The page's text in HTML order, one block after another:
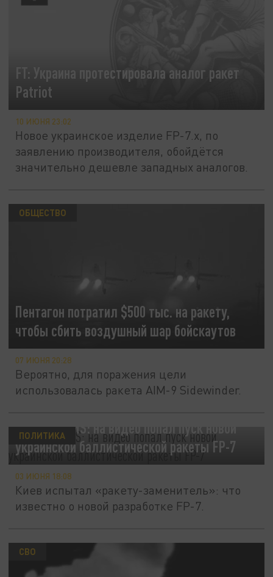
FT: Украина протестировала аналог ракет
Patriot
10 ИЮНЯ 23:02
Новое украинское изделие FP-7.x, по
заявлению производителя, обойдётся
значительно дешевле западных аналогов.
Пентагон потратил $500 тыс. на ракету,
чтобы сбить воздушный шар бойскаутов
ОБЩЕСТВО
07 ИЮНЯ 20:28
Вероятно, для поражения цели
использовалась ракета AIM-9 Sidewinder.
Свой ATACMS: на видео попал пуск новой
украинской баллистической ракеты FP-7
ПОЛИТИКА
03 ИЮНЯ 18:08
Киев испытал «ракету-заменитель»: что
известно о новой разработке FP-7.
СВО